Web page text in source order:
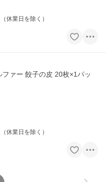
休業日を除く）
ァー 餃子の皮 20枚×1パッ
休業日を除く）